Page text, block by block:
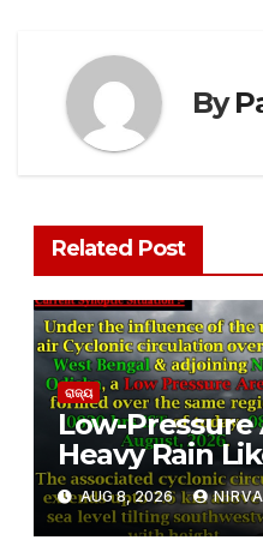
By
Related Post
ରାଜ୍ୟ
Low-Pressure
Heavy Rain
AUG 8, 2026